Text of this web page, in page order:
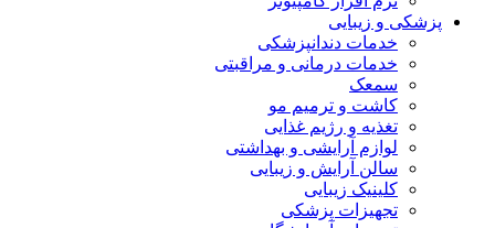
پزشکی و زیبایی
خدمات دندانپزشکی
خدمات درمانی و مراقبتی
سمعک
کاشت و ترمیم مو
تغذیه و رژیم غذایی
لوازم آرایشی و بهداشتی
سالن آرایش و زیبایی
کلینیک زیبایی
تجهیزات پزشکی